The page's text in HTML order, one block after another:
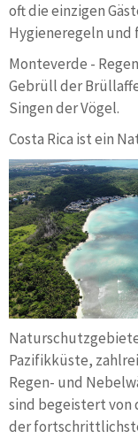
oft die einzigen
Hygieneregeln und
Monteverde -
Gebrüll der
Singen der Vögel.
Costa Rica ist ein
Pazifikküste,
Regen- und
sind begeistert von
der